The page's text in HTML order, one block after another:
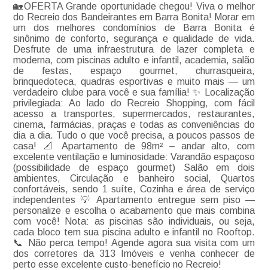
🏡OFERTA Grande oportunidade chegou! Viva o melhor
do Recreio dos Bandeirantes em Barra Bonita! Morar em
um dos melhores condomínios de Barra Bonita é
sinônimo de conforto, segurança e qualidade de vida.
Desfrute de uma infraestrutura de lazer completa e
moderna, com piscinas adulto e infantil, academia, salão
de festas, espaço gourmet, churrasqueira,
brinquedoteca, quadras esportivas e muito mais — um
verdadeiro clube para você e sua família! ✨ Localização
privilegiada: Ao lado do Recreio Shopping, com fácil
acesso a transportes, supermercados, restaurantes,
cinema, farmácias, praças e todas as conveniências do
dia a dia. Tudo o que você precisa, a poucos passos de
casa! 📐 Apartamento de 98m² – andar alto, com
excelente ventilação e luminosidade: Varandão espaçoso
(possibilidade de espaço gourmet) Salão em dois
ambientes, Circulação e banheiro social, Quartos
confortáveis, sendo 1 suíte, Cozinha e área de serviço
independentes 💡 Apartamento entregue sem piso —
personalize e escolha o acabamento que mais combina
com você! Nota: as piscinas são individuais, ou seja,
cada bloco tem sua piscina adulto e infantil no Rooftop.
📞 Não perca tempo! Agende agora sua visita com um
dos corretores da 313 Imóveis e venha conhecer de
perto esse excelente custo-benefício no Recreio!